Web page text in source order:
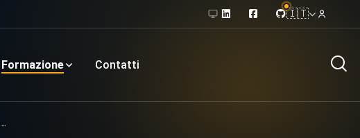
🇮🇹
Formazione Contatti